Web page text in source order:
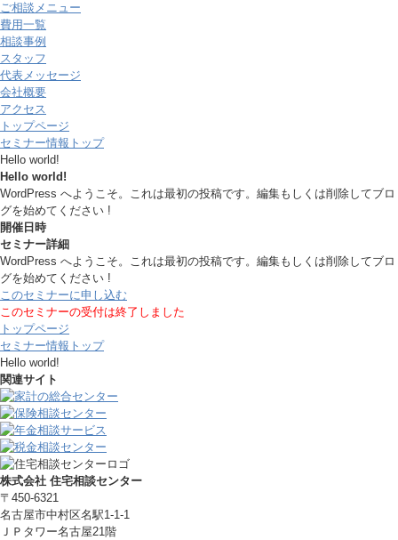
ご相談メニュー
費用一覧
相談事例
スタッフ
代表メッセージ
会社概要
アクセス
トップページ
セミナー情報トップ
Hello world!
Hello world!
WordPress へようこそ。これは最初の投稿です。編集もしくは削除してブロ
グを始めてください !
開催日時
セミナー詳細
WordPress へようこそ。これは最初の投稿です。編集もしくは削除してブロ
グを始めてください !
このセミナーに申し込む
このセミナーの受付は終了しました
トップページ
セミナー情報トップ
Hello world!
関連サイト
株式会社 住宅相談センター
〒450-6321
名古屋市中村区名駅1-1-1
ＪＰタワー名古屋21階